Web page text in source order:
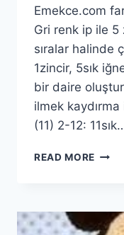
Emekce.com
Gri renk ip ile 5
sıralar halinde
1zincir, 5sık
bir daire
ilmek kaydırma
(11) 2-12:
READ MORE